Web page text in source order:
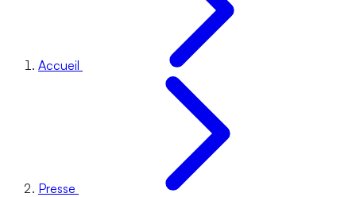
Accueil
Presse